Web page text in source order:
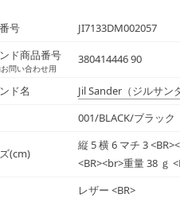
号
JI7133DM002057
ド商品番号
問い合わせ用
380414446 90
ド名 Jil Sander （ジルサン
001/BLACK/ブラック
(cm)
縦 5 横 6 マチ 3
<BR><br>重量 38 ｇ
レザー <BR>